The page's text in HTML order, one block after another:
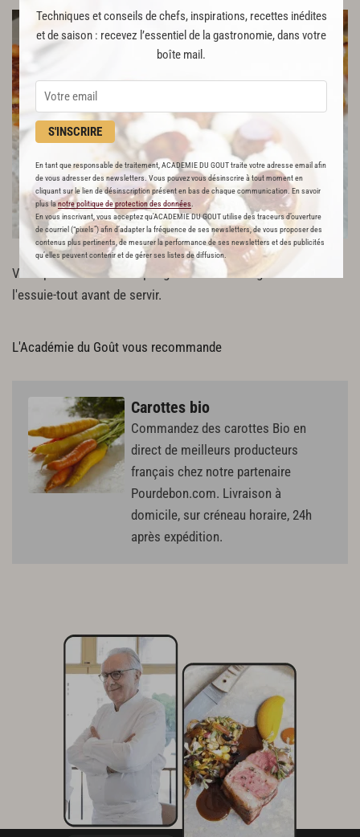
Techniques et conseils de chefs, inspirations, recettes inédites
et de saison : recevez l’essentiel de la gastronomie, dans votre
boîte mail.
S'INSCRIRE
En tant que responsable de traitement, ACADEMIE DU GOUT traite votre adresse email afin
de vous adresser des newsletters. Vous pouvez vous désinscrire à tout moment en
cliquant sur le lien de désinscription présent en bas de chaque communication. En savoir
plus lanotre politique de protection des données
En vous inscrivant, vous acceptez qu'ACADEMIE DU GOUT utilise des traceurs d’ouverture
de courriel (“pixels”) afin d’adapter la fréquence de ses newsletters, de vous proposer des
contenus plus pertinents, de mesurer la performance de ses newsletters et des publicités
qu’elles peuvent contenir et de gérer ses listes de diffusion.
Vous pouvez si besoin éponger l'excédant de graisse avec de
l'essuie-tout avant de servir.
L'Académie du Goût vous recommande
Carottes bio
Commandez des carottes Bio en
direct de meilleurs producteurs
français chez notre partenaire
Pourdebon.com. Livraison à
domicile, sur créneau horaire, 24h
après expédition.